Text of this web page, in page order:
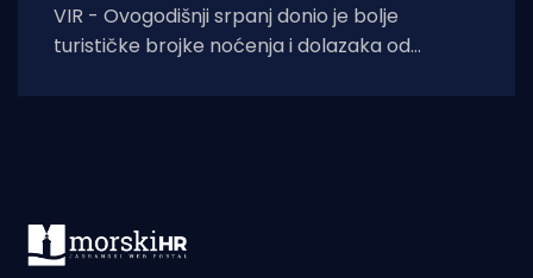
VIR - Ovogodišnji srpanj donio je bolje
turističke brojke noćenja i dolazaka od